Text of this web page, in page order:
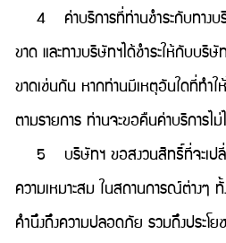
4 ค่าบริการที่ท่านชำระกับทางบริ
ขาด และทางบริษัทฯได้ชำระให้กับบริ
ขาดเช่นกัน หากท่านมีเหตุอันใดที่ทำ
ตามรายการ ท่านจะขอคืนค่าบริการไม่
5 บริษัทฯ ขอสงวนสิทธิ์ที่จะเปลี่
ความเหมาะสม ในสถานการณ์ต่างๆ
คำนึงถึงความปลอดภัย รวมถึงประโ